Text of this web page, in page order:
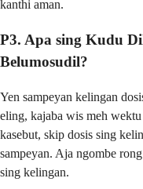
kanthi aman.
P3. Apa sing Kudu
Belumosudil?
Yen sampeyan kelingan
eling, kajaba wis meh
kasebut, skip dosis sing
sampeyan. Aja ngombe
sing kelingan.